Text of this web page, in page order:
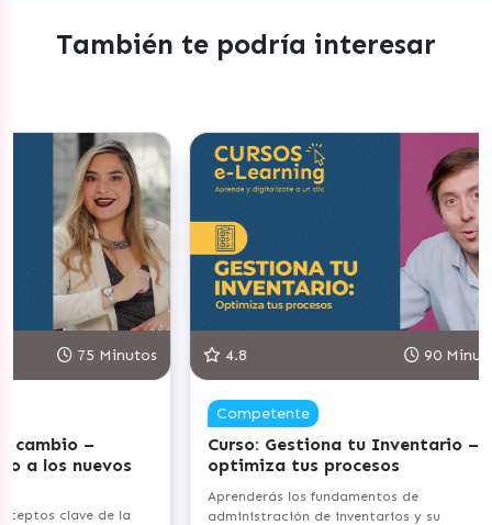
También te podría interesar
la
4.8 90 Minutos
Competente
Curso: Gestiona tu Inventario –
optimiza tus procesos
Aprenderás los fundamentos de
administración de inventarios y su